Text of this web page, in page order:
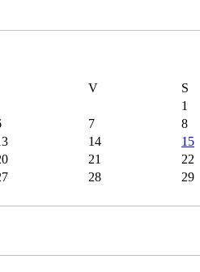
V S
1
7 8
14 15
21 22
28 29